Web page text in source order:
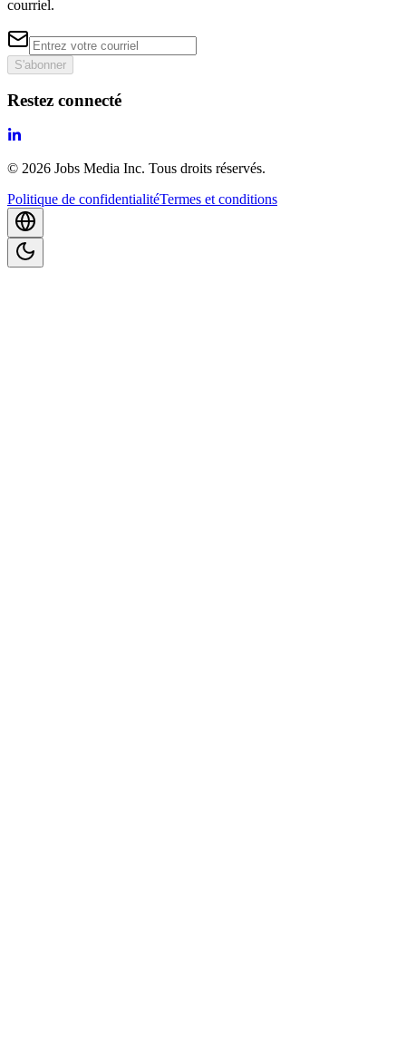
courriel.
S'abonner
Restez connecté
© 2026 Jobs Media Inc. Tous droits réservés.
Politique de confidentialitéTermes et conditions